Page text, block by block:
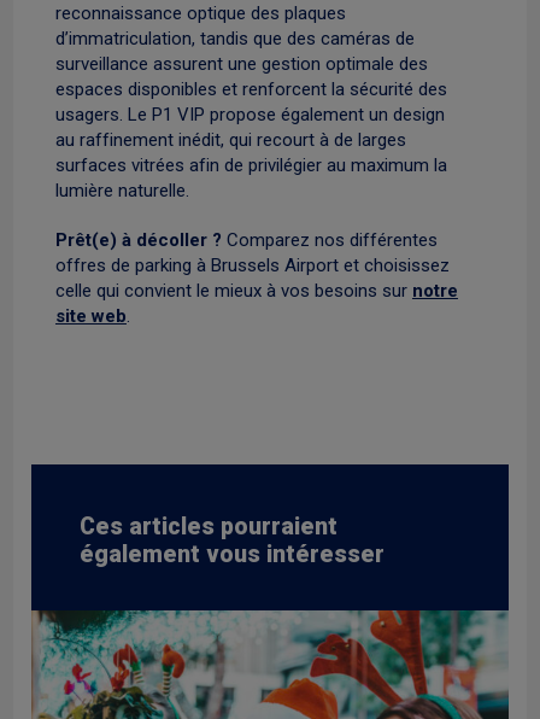
reconnaissance optique des plaques
d’immatriculation, tandis que des caméras de
surveillance assurent une gestion optimale des
espaces disponibles et renforcent la sécurité des
usagers. Le P1 VIP propose également un design
au raffinement inédit, qui recourt à de larges
surfaces vitrées afin de privilégier au maximum la
lumière naturelle.
Prêt(e) à décoller ? Comparez nos différentes
offres de parking à Brussels Airport et choisissez
celle qui convient le mieux à vos besoins sur notre
site web.
Ces articles pourraient
également vous intéresser